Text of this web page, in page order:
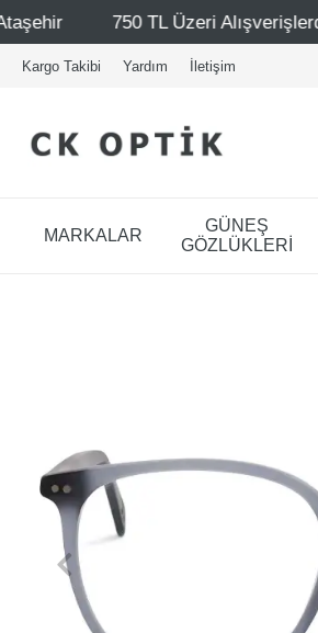
Üzeri Alışverişlerde - Ücretsiz Kargo
Kargo Takibi Yardım İletişim
MARKALAR
GÜNEŞ
GÖZLÜKLERİ